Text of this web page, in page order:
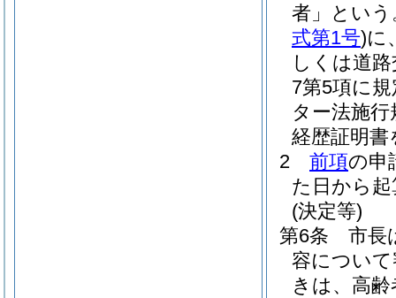
者」という
式第1号)に
しくは道
7第5項に
ター法施行
経歴証明
2
前項の申
た日から
(決定等)
第6条
市長
容につい
きは、高